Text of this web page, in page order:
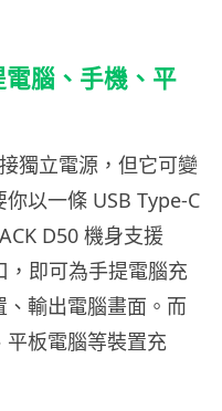
腦、手機、平
獨立電源，但它可變
以一條 USB Type-C
D50 機身支援
，即可為手提電腦充
輸出電腦畫面。而
板電腦等裝置充